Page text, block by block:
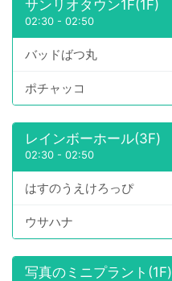
サンリオタウン1F(1F)
02:30 - 02:50
バッドばつ丸
ポチャッコ
レインボーホール(3F)
02:30 - 02:50
はすのうえけろっぴ
ウサハナ
写真のミニプラント(1F)